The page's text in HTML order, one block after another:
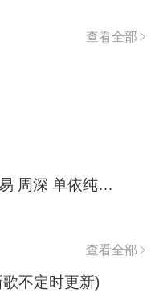
查看全部
顶级治愈嗓：毛不易 周深 单依纯 郁可唯
查看全部
不定时更新)